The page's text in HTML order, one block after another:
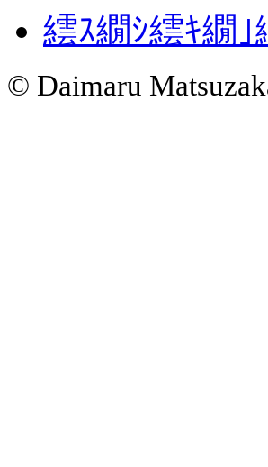
繧ｽ繝ｼ繧ｷ繝
© Daimaru